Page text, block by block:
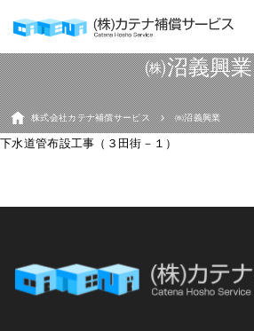
㈱沼義興業
株式会社カテナ補償サービス ㈱沼義興業
下水道管布設工事（３田街－１）